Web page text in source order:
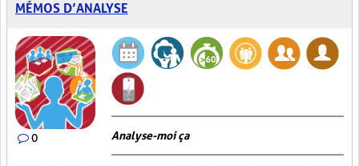
MÉMOS D’ANALYSE
0 Analyse-moi ça